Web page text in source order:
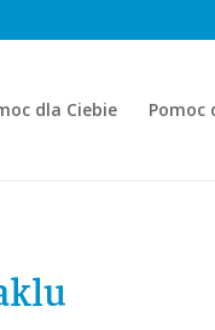
dla Ciebie Pomoc